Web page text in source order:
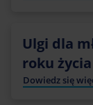
Ulgi dla
roku
Dowiedz się